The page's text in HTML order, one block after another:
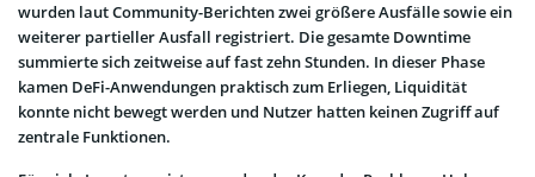
wurden laut Community-Berichten zwei größere Ausfälle sowie ein
weiterer partieller Ausfall registriert. Die gesamte Downtime
summierte sich zeitweise auf fast zehn Stunden. In dieser Phase
kamen DeFi-Anwendungen praktisch zum Erliegen, Liquidität
konnte nicht bewegt werden und Nutzer hatten keinen Zugriff auf
zentrale Funktionen.